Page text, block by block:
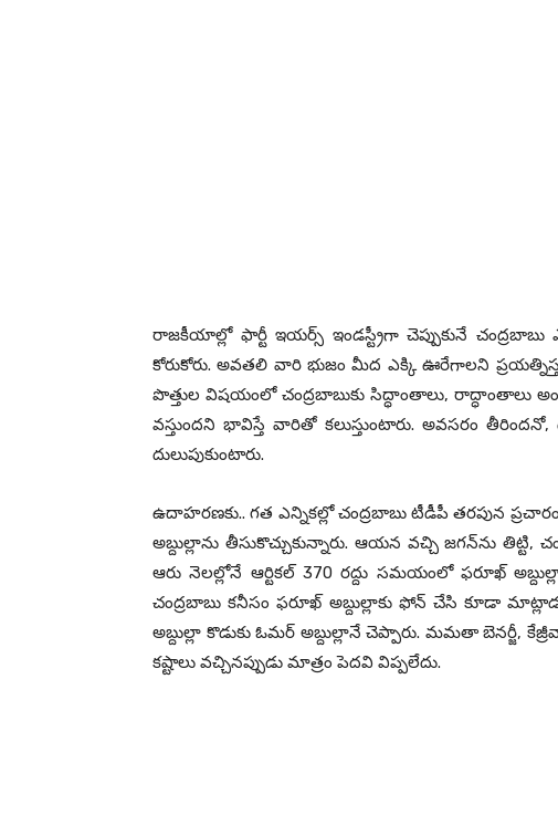
రాజ‌కీయాల్లో ఫార్టీ ఇయ‌ర్స్ ఇండ‌స్ట్రీగా చెప్పుకునే
కోరుకోరు. అవ‌త‌లి వారి భుజం మీద ఎక్కి ఊరేగాల‌ని
పొత్తుల విష‌యంలో చంద్ర‌బాబుకు సిద్ధాంతాలు, రాద్ధాంతాలు
వ‌స్తుంద‌ని భావిస్తే వారితో క‌లుస్తుంటారు. అవ‌స‌రం
దులుపుకుంటారు.
ఉదాహ‌ర‌ణ‌కు.. గ‌త ఎన్నిక‌ల్లో చంద్ర‌బాబు టీడీపీ త‌ర‌పున
అబ్దుల్లాను తీసుకొచ్చుకున్నారు. ఆయ‌న వ‌చ్చి జ‌గ‌న్‌ను తిట్టి,
ఆరు నెల‌ల్లోనే ఆర్టిక‌ల్ 370 ర‌ద్దు స‌మ‌యంలో ఫ‌రూఖ్
చంద్ర‌బాబు క‌నీసం ఫ‌రూఖ్ అబ్దుల్లాకు ఫోన్ చేసి కూడా
అబ్దుల్లా కొడుకు ఓమ‌ర్ అబ్దుల్లానే చెప్పారు. మ‌మ‌తా బెన‌ర్జీ,
క‌ష్టాలు వ‌చ్చిన‌ప్పుడు మాత్రం పెద‌వి విప్ప‌లేదు.